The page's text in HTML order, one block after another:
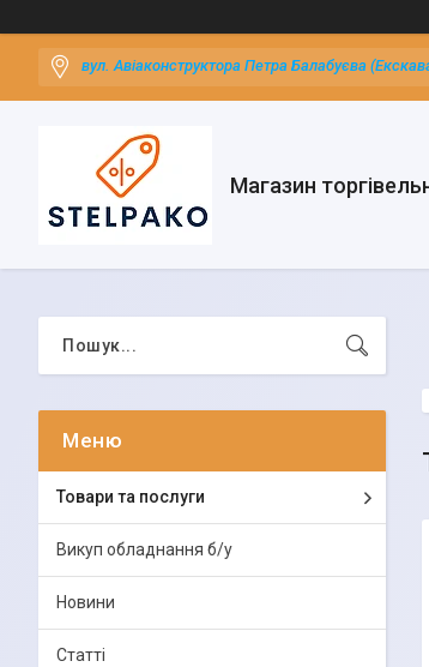
вул. Авіаконструктора Петра Балабуєва
Магазин
Товари та послуги
Викуп обладнання б/у
Новини
Статті